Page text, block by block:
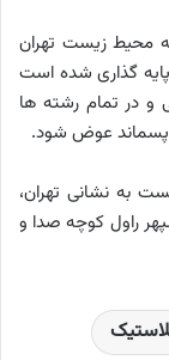
محیط زیست تهران
پایه گذاری شده است
در تمام رشته ها
پسماند عوض شود.
به نشانی تهران،
راول کوچه صدا و